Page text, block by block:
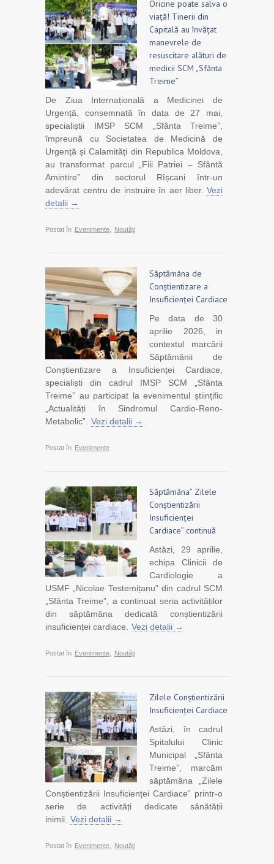
Oricine poate salva o
viață! Tinerii din
Capitală au învățat
manevrele de
resuscitare alături de
medicii SCM „Sfânta
Treime”
De Ziua Internațională a Medicinei de
Urgență, consemnată în data de 27 mai,
specialiștii IMSP SCM „Sfânta Treime”,
împreună cu Societatea de Medicină de
Urgență și Calamități din Republica Moldova,
au transformat parcul „Fiii Patriei – Sfântă
Amintire” din sectorul Rîșcani într-un
adevărat centru de instruire în aer liber. Vezi
detalii →
Postat în Evenimente Noutăţi
Săptămâna de
Conștientizare a
Insuficienței Cardiace
Pe data de 30
aprilie 2026, in
contextul marcării
Săptămânii de
Conștientizare a Insuficienței Cardiace,
specialiști din cadrul IMSP SCM „Sfânta
Treime” au participat la evenimentul științific
„Actualități în Sindromul Cardio-Reno-
Metabolic”.
Vezi detalii →
Postat în Evenimente
Săptămâna” Zilele
Conștientizării
Insuficienței
Cardiace” continuă
Astăzi, 29 aprilie,
echipa Clinicii de
Cardiologie a
USMF „Nicolae Testemițanu” din cadrul SCM
„Sfânta Treime”, a continuat seria activităților
din săptămâna dedicată conștientizării
insuficienței cardiace.
Vezi detalii →
Postat în Evenimente Noutăţi
Zilele Conștientizării
Insuficienței Cardiace
Astăzi, în cadrul
Spitalului Clinic
Municipal „Sfânta
Treime”, marcăm
săptămâna „Zilele
Conștientizării Insuficienței Cardiace” printr-o
serie de activități dedicate sănătății
inimii. Vezi detalii →
Postat în Evenimente Noutăţi